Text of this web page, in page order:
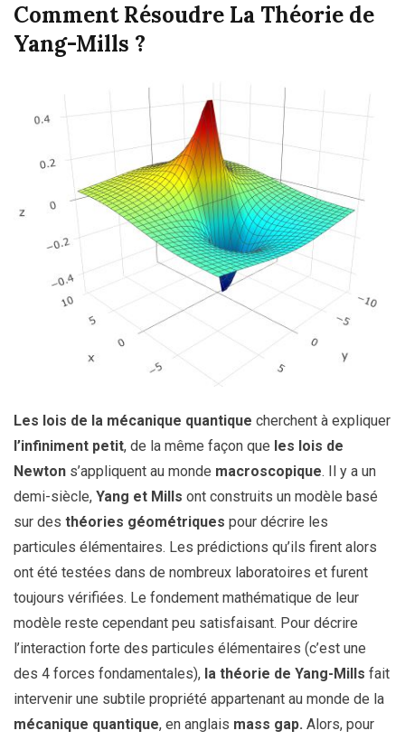
Comment Résoudre La Théorie de
Yang-Mills ?
Les lois de la mécanique quantique cherchent à expliquer
l’infiniment petit, de la même façon que les lois de
Newton s’appliquent au monde macroscopique. Il y a un
demi-siècle, Yang et Mills ont construits un modèle basé
sur des théories géométriques pour décrire les
particules élémentaires. Les prédictions qu’ils firent alors
ont été testées dans de nombreux laboratoires et furent
toujours vérifiées. Le fondement mathématique de leur
modèle reste cependant peu satisfaisant. Pour décrire
l’interaction forte des particules élémentaires (c’est une
des 4 forces fondamentales), la théorie de Yang-Mills fait
intervenir une subtile propriété appartenant au monde de la
mécanique quantique, en anglais mass gap. Alors, pour